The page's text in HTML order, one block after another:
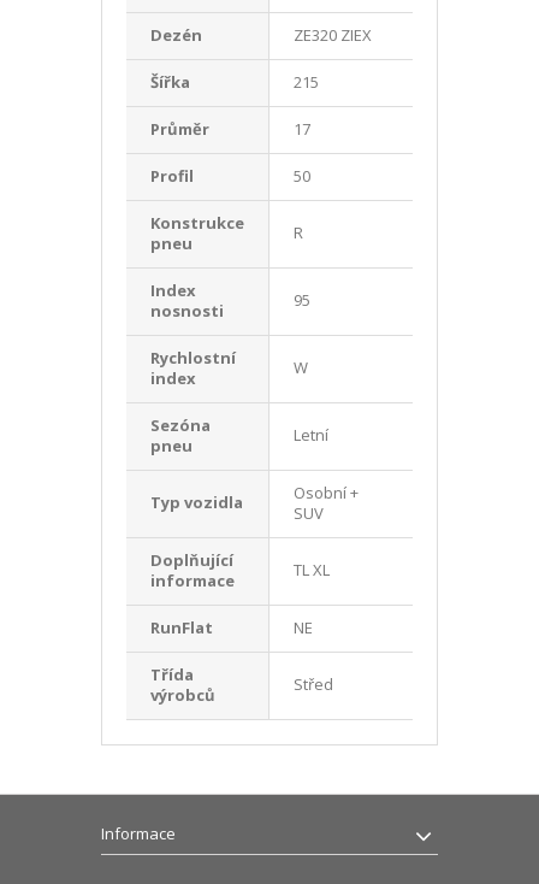
Dezén ZE320 ZIEX
Šířka 215
Průměr 17
Profil 50
Konstrukce
pneu
R
Index
nosnosti
95
Rychlostní
index
W
Sezóna
pneu
Letní
Typ vozidla
Osobní +
SUV
Doplňující
informace
TL XL
RunFlat NE
Třída
výrobců
Střed
Informace